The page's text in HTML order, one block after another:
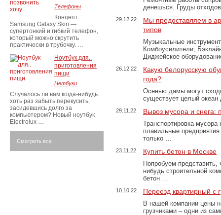
денешься. Груды
29.12.22
Мы предоставляем в
типов
Музыкальные
Комбоусилители;
Диджейское
26.12.22
Какую белорусскую
года?
Осенью дамы могут
существует целый
29.11.22 Вывоз мусора и
Транспортировка
плавильные
только …
23.11.22 Купить бетон в Москве
Попробуем представить,
нибудь строительной
бетон …
10.10.22 Переезд квартирный с
В нашей компании цены
грузчиками – одни из
Телефоны
Концепт
Samsung Galaxy Skin —
супертонкий и гибкий телефон,
который можно скрутить
практически в трубочку. …
Ноутбук для..
приготовления
пищи
Нетбуки
Случалось ли вам когда-нибудь
хоть раз забыть перекусить,
засидевшись долго за
компьютером? Новый ноутбук
Electrolux …
Смотреть все